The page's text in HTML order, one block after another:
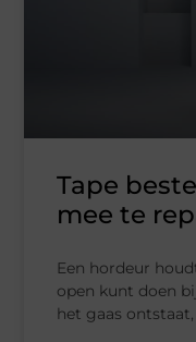
Tape
mee te
Een hordeur
open kunt doen
het gaas ontstaat,